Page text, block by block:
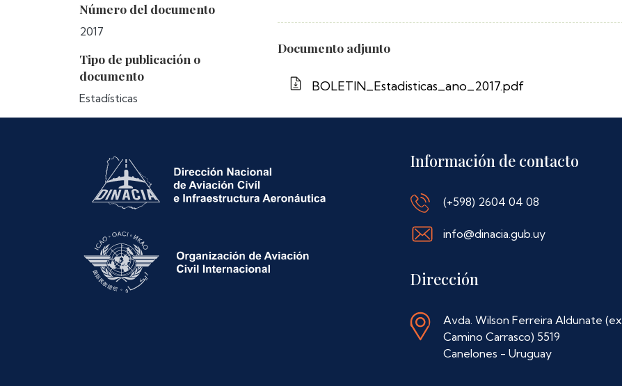
Número del documento
2017
Tipo de publicación o
documento
Estadísticas
Documento adjunto
BOLETIN_Estadisticas_ano_2017.pdf
Información de contacto
(+598) 2604 04 08
info@dinacia.gub.uy
Dirección
Avda. Wilson Ferreira Aldunate (ex
Camino Carrasco) 5519
Canelones - Uruguay